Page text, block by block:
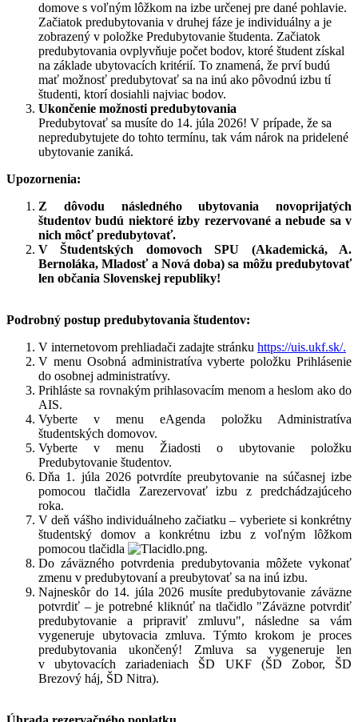
domove s voľným lôžkom na izbe určenej pre dané pohlavie.
Začiatok predubytovania v druhej fáze je individuálny a je
zobrazený v položke Predubytovanie študenta. Začiatok
predubytovania ovplyvňuje počet bodov, ktoré študent získal
na základe ubytovacích kritérií. To znamená, že prví budú
mať možnosť predubytovať sa na inú ako pôvodnú izbu tí
študenti, ktorí dosiahli najviac bodov.
Ukončenie možnosti predubytovania
Predubytovať sa musíte do 14. júla 2026! V prípade, že sa
nepredubytujete do tohto termínu, tak vám nárok na pridelené
ubytovanie zaniká.
Upozornenia:
Z dôvodu následného ubytovania novoprijatých
študentov budú niektoré izby rezervované a nebude sa v
nich môcť predubytovať.
V Študentských domovoch SPU (Akademická, A.
Bernoláka, Mladosť a Nová doba) sa môžu predubytovať
len občania Slovenskej republiky!
Podrobný postup predubytovania študentov:
V internetovom prehliadači zadajte stránku https://uis.ukf.sk/.
V menu Osobná administratíva vyberte položku Prihlásenie
do osobnej administratívy.
Prihláste sa rovnakým prihlasovacím menom a heslom ako do
AIS.
Vyberte v menu eAgenda položku Administratíva
študentských domovov.
Vyberte v menu Žiadosti o ubytovanie položku
Predubytovanie študentov.
Dňa 1. júla 2026 potvrdíte preubytovanie na súčasnej izbe
pomocou tlačidla Zarezervovať izbu z predchádzajúceho
roka.
V deň vášho individuálneho začiatku – vyberiete si konkrétny
študentský domov a konkrétnu izbu z voľným lôžkom
pomocou tlačidla
.
Do záväzného potvrdenia predubytovania môžete vykonať
zmenu v predubytovaní a preubytovať sa na inú izbu.
Najneskôr do 14. júla 2026 musíte predubytovanie záväzne
potvrdiť – je potrebné kliknúť na tlačidlo "Záväzne potvrdiť
predubytovanie a pripraviť zmluvu", následne sa vám
vygeneruje ubytovacia zmluva. Týmto krokom je proces
predubytovania ukončený! Zmluva sa vygeneruje len
v ubytovacích zariadeniach ŠD UKF (ŠD Zobor, ŠD
Brezový háj, ŠD Nitra).